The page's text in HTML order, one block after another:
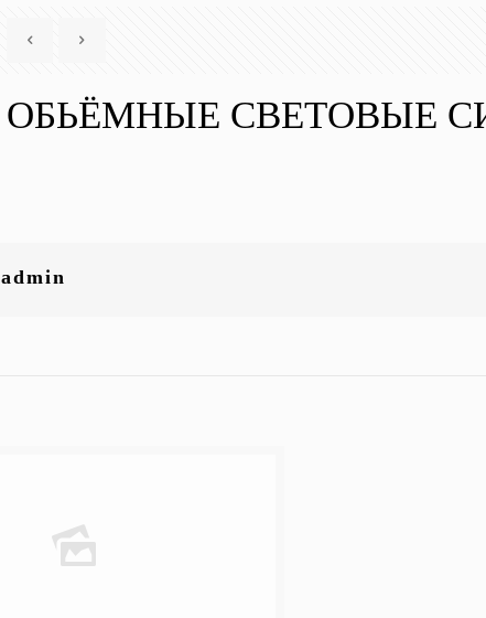
ОБЬЁМНЫЕ СВЕТОВЫЕ
admin